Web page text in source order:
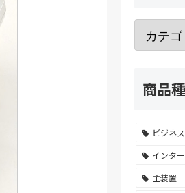
商品
ビジネ
インタ
主装置